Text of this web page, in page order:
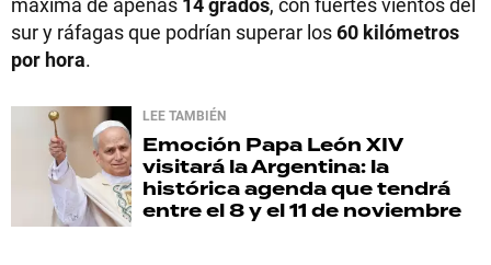
sur y ráfagas que podrían superar los60 kilómetros
por hora.
LEE TAMBIÉN
Emoción Papa León XIV
visitará la Argentina: la
histórica agenda que tendrá
entre el 8 y el 11 de noviembre